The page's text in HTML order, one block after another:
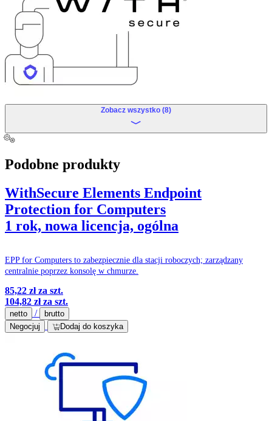
Zobacz wszystko (8)
Podobne produkty
WithSecure Elements Endpoint
Protection for Computers
1 rok, nowa licencja, ogólna
EPP for Computers to zabezpiecznie dla stacji roboczych; zarządzany
centralnie poprzez konsolę w chmurze.
85,22 złza szt.
104,82 złza szt.
netto /
brutto
Negocjuj
Dodaj do koszyka